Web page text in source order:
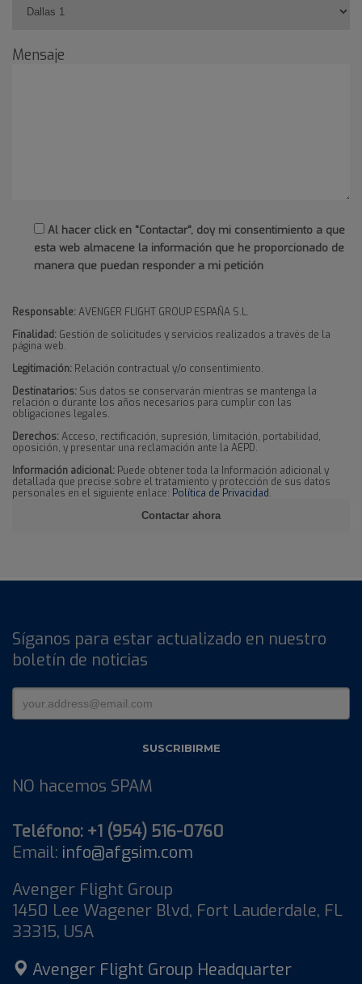
Mensaje
Al hacer click en "Contactar", doy mi consentimiento a que
esta web almacene la información que he proporcionado de
manera que puedan responder a mi petición
Responsable:AVENGER FLIGHT GROUP ESPAÑA S.L.
Finalidad: Gestión de solicitudes y servicios realizados a través de la
página web.
Legitimación: Relación contractual y/o consentimiento.
Destinatarios: Sus datos se conservarán mientras se mantenga la
relación o durante los años necesarios para cumplir con las
obligaciones legales.
Derechos:Acceso, rectificación, supresión, limitación, portabilidad,
oposición, y presentar una reclamación ante la AEPD.
Información adicional: Puede obtener toda la Información adicional y
detallada que precise sobre el tratamiento y protección de sus datos
personales en el siguiente enlace: Política de Privacidad.
Síganos para estar actualizado en nuestro
boletín de noticias
NO hacemos SPAM
Teléfono: +1 (954) 516-0760
Email: info@afgsim.com
Avenger Flight Group
1450 Lee Wagener Blvd, Fort Lauderdale, FL
33315, USA
Avenger Flight Group Headquarter